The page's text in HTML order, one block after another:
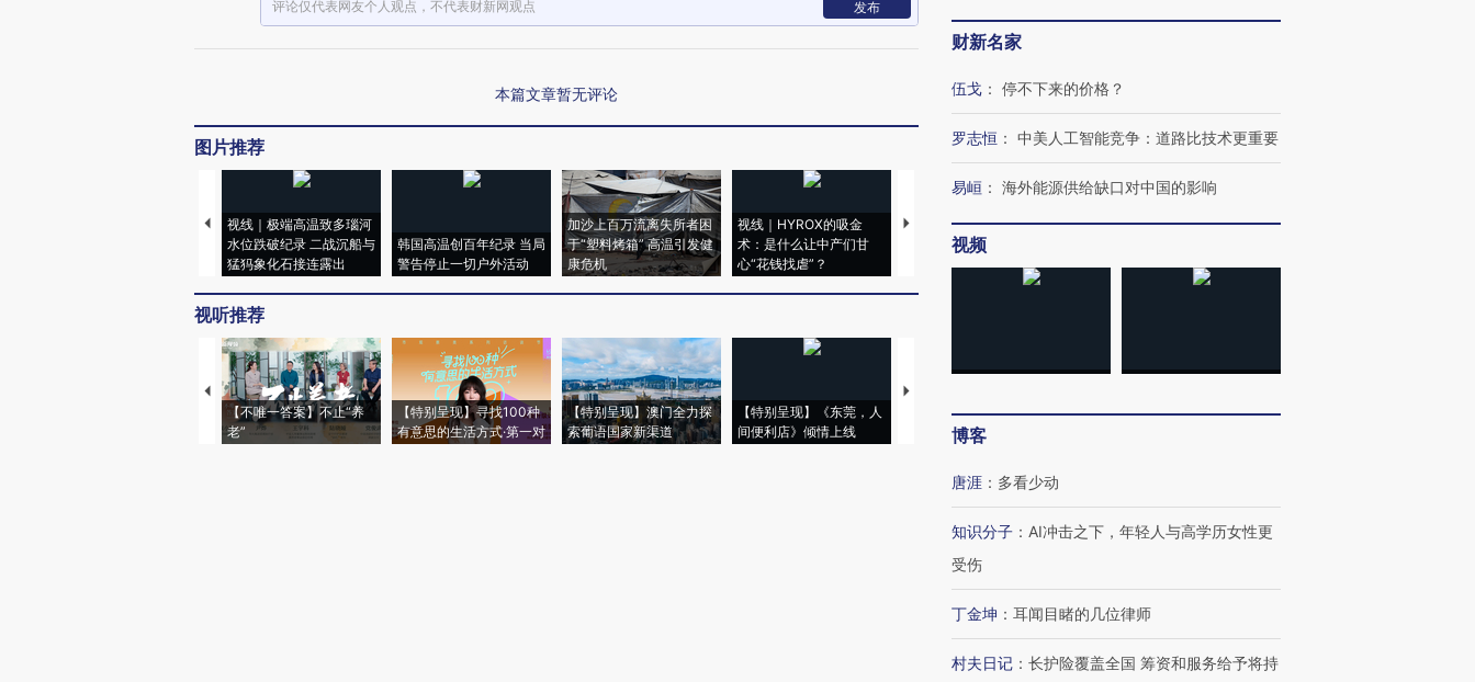
评论仅代表网友个人观点，不代表财新网观点 发布
本篇文章暂无评论
图片推荐
视线｜极端高温致多瑙河
水位跌破纪录 二战沉船与
猛犸象化石接连露出
韩国高温创百年纪录 当局
警告停止一切户外活动
加沙上百万流离失所者困
于“塑料烤箱” 高温引发健
康危机
视线｜HYROX的吸金
术：是什么让中产们甘
心“花钱找虐”？
马航飞行员跨国走私7万
粒摇头丸 尿检体内含3种
视线｜被称为“蟑螂”的印
育部长拱下台
视线｜“入侵”还是“人道危
飞地休达
视听推荐
【不唯一答案】不止“养
老”
【特别呈现】寻找100种
有意思的生活方式·第一对
【特别呈现】澳门全力探
索葡语国家新渠道
【特别呈现】《东莞，人
间便利店》倾情上线
【推广】走进第四届链博
会，让数智科技“链”接产
【特别呈现】寻找100种
CFO：不靠规模取胜，华
财新名家
伍戈 ： 停不下来的价格？
罗志恒 ： 中美人工智能竞争：道路比技术更重要
易峘 ： 海外能源供给缺口对中国的影响
视频
博客
唐涯 ： 多看少动
知识分子 ： AI冲击之下，年轻人与高学历女性更
受伤
丁金坤 ： 耳闻目睹的几位律师
村夫日记 ： 长护险覆盖全国 筹资和服务给予将持